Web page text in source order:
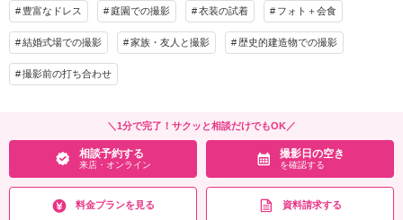
豊富なドレス 庭園での撮影 衣装の試着 フォト＋会食
結婚式場での撮影 家族・友人と撮影 歴史的建造物での撮影
撮影前の打ち合わせ
＼1分で完了！サクッと相談だけでもOK／
相談予約する
来店・オンライン
撮影日の空き
を確認する
料金プランを見る 資料請求する